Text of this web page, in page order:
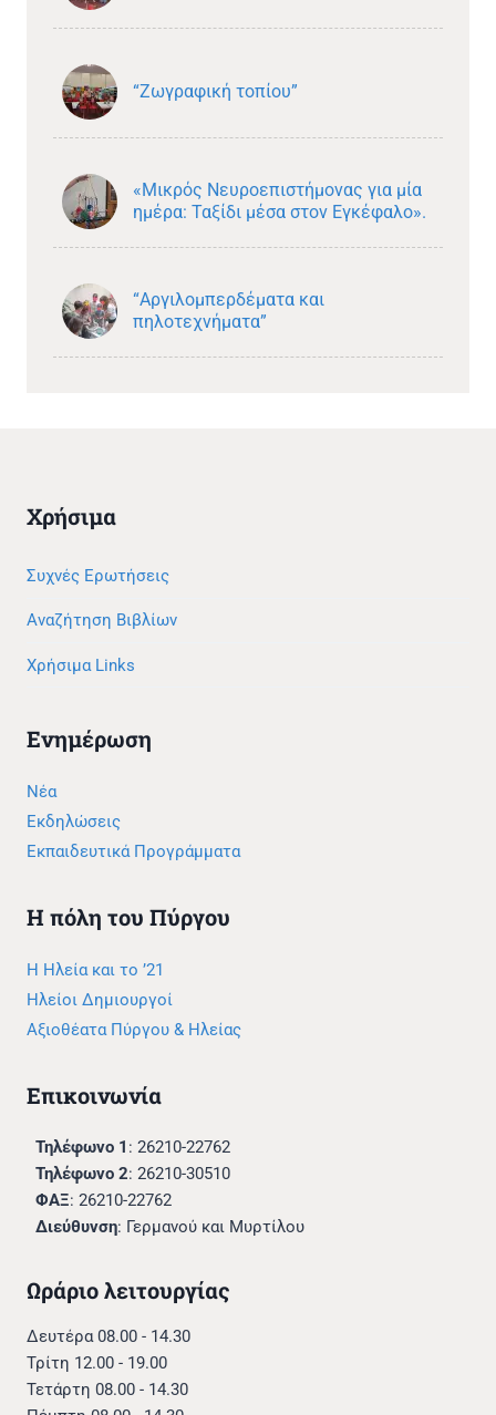
“Ζωγραφική τοπίου”
«Μικρός Νευροεπιστήμονας για μία
ημέρα: Ταξίδι μέσα στον Εγκέφαλο».
“Αργιλομπερδέματα και
πηλοτεχνήματα”
Χρήσιμα
Συχνές Ερωτήσεις
Αναζήτηση Βιβλίων
Χρήσιμα Links
Ενημέρωση
Νέα
Εκδηλώσεις
Εκπαιδευτικά Προγράμματα
Η πόλη του Πύργου
Η Ηλεία και το ’21
Ηλείοι Δημιουργοί
Αξιοθέατα Πύργου & Ηλείας
Επικοινωνία
Τηλέφωνο 1 : 26210-22762
Τηλέφωνο 2: 26210-30510
ΦΑΞ: 26210-22762
Διεύθυνση: Γερμανού και Μυρτίλου
Ωράριο λειτουργίας
Δευτέρα 08.00 - 14.30
Τρίτη 12.00 - 19.00
Τετάρτη 08.00 - 14.30